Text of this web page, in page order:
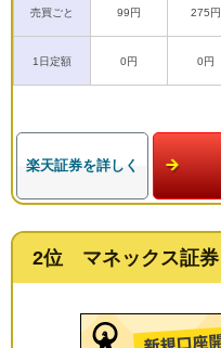
売買ごと 99円 275円
1日定額 0円 0円
楽天証券を詳しく
2位 マネックス証券